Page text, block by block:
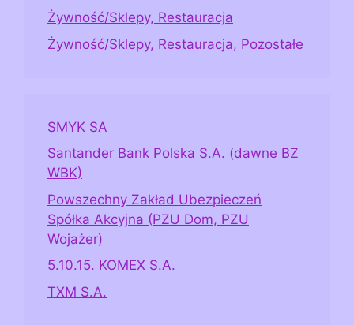
Żywność/Sklepy, Restauracja
Żywność/Sklepy, Restauracja, Pozostałe
SMYK SA
Santander Bank Polska S.A. (dawne BZ
WBK)
Powszechny Zakład Ubezpieczeń
Spółka Akcyjna (PZU Dom, PZU
Wojażer)
5.10.15. KOMEX S.A.
TXM S.A.